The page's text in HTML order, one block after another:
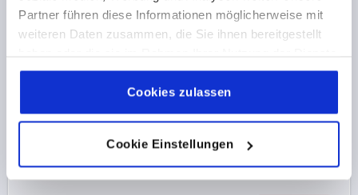
Partner führen diese Informationen möglicherweise mit
weiteren Daten zusammen, die Sie ihnen bereitgestellt
gesammelt haben.Cookie Richtlinien
Datenschutz|AGB
Cookies zulassen
Cookie Einstellungen
STERNGRIFF METALLDETEKTIERBAR, MIT
FORM:L MIT AUßENGEWINDE, POLYAMID
SCHWARZGRAU RAL7021, KOMP:EDELSTAHL 1.4404
GEWINDE=M8
AUSSENDURCHMESSER=40
GEWINDELÄNGE=30
D2=13,5 HÖHE=25
H2=13